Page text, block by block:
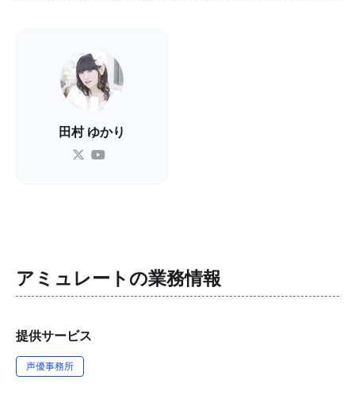
田村 ゆかり
アミュレート の業務情報
提供サービス
声優事務所